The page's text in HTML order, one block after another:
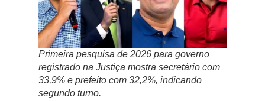
Primeira pesquisa de 2026 para governo
registrado na Justiça mostra secretário com
33,9% e prefeito com 32,2%, indicando
segundo turno.